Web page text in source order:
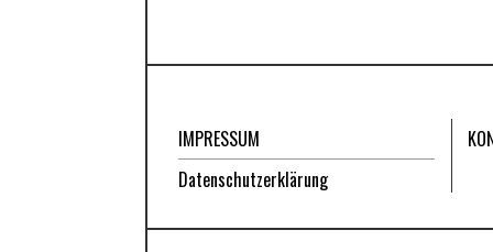
IMPRESSUM
Datenschutzerklärung